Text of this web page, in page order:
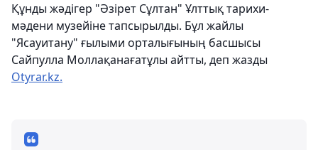
Құнды жәдігер "Әзірет Сұлтан" Ұлттық тарихи-
мәдени музейіне тапсырылды. Бұл жайлы
"Ясауитану" ғылыми орталығының басшысы
Сайпулла Моллақанағатұлы айтты, деп жазды
Otyrar.kz.